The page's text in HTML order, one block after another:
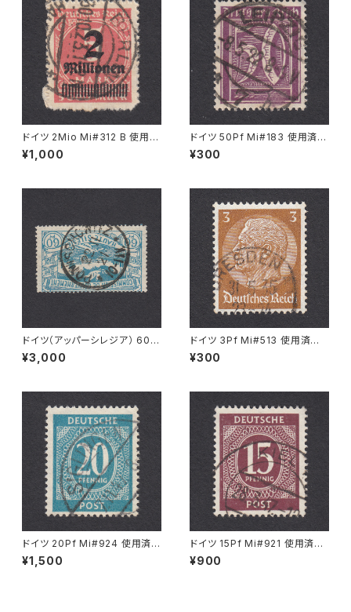
ドイツ 2Mio Mi#312 B 使用済
み切手｜BERLIN 30.10.1923
¥1,000
ドイツ 50Pf Mi#183 使用済み
切手｜LEIPZIG 8.5.1922
¥300
ドイツ（アッパーシレジア） 60P
f Mi#23 使用済み切手｜PONI
SCHOWITZ 22.11.1921
¥3,000
ドイツ 3Pf Mi#513 使用済み
切手｜DRESDEN 31.5.1935
¥300
ドイツ 20Pf Mi#924 使用済み
切手｜SIGLINGEN 7.11.1947
¥1,500
ドイツ 15Pf Mi#921 使用済み
切手｜KIEL 28.3.1947
¥900